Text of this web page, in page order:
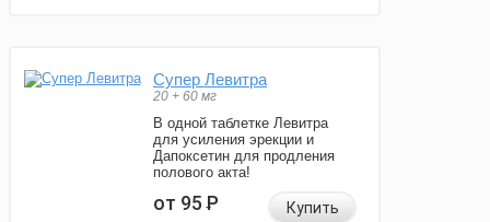
Супер Левитра
20 + 60 мг
В одной таблетке Левитра
для усиления эрекции и
Дапоксетин для продления
полового акта!
от 95Р Купить